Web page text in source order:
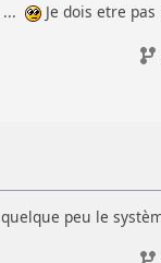
Je dois etre pas
peu le